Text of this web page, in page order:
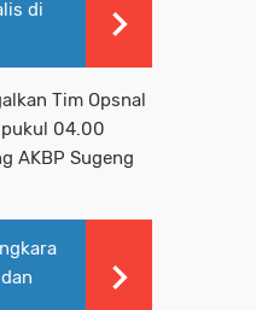
di
Tim Opsnal
04.00
AKBP Sugeng